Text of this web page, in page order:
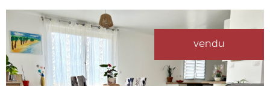
vendu